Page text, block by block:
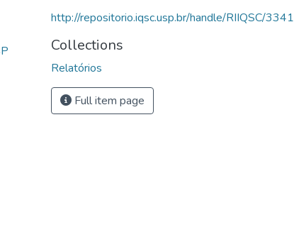
http://repositorio.iqsc.usp.br/handle/RIIQSC/3341
Collections
Relatórios
Full item page